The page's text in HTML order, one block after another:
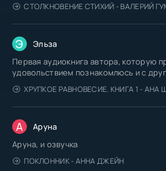
СТОЛКНОВЕНИЕ СТИХИЙ - ВАЛЕРИЙ
Э Эльза
Первая аудиокнига автора, которую
удовольствием познакомлюсь и с
ХРУПКОЕ РАВНОВЕСИЕ. КНИГА 1 - АНА
А Аруна
Аруна, и озвучка
ПОКЛОННИК - АННА ДЖЕЙН